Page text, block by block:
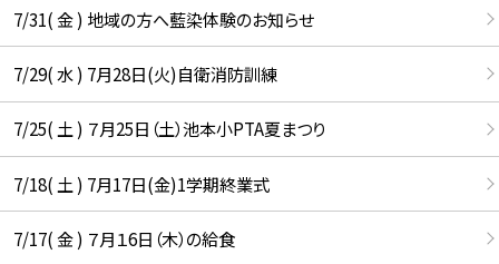
7/31( 金 ) 地域の方へ藍染体験のお知らせ
7/29( 水 ) 7月28日(火)自衛消防訓練
7/25( 土 ) ７月25日（土）池本小PTA夏まつり
7/18( 土 ) 7月17日(金)1学期終業式
7/17( 金 ) ７月１6日（木）の給食